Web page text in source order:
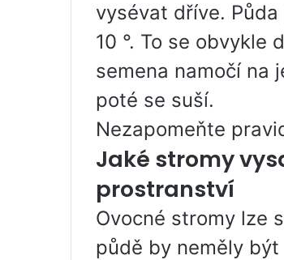
vysévat dříve.
10 °. To se obvykle
semena namočí na
poté se suší.
Nezapomeňte
Jaké stromy
prostranství
Ovocné stromy lze
půdě by neměly